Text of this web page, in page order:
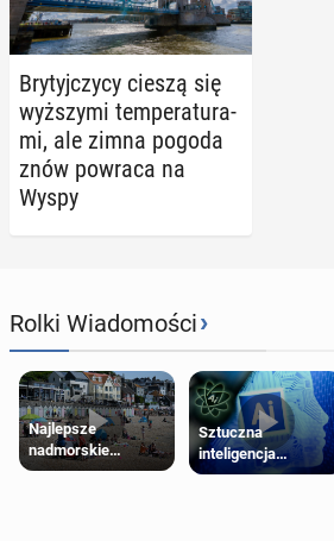
Bry­tyj­czy­cy cieszą się
wyż­szy­mi tem­pe­ra­tu­ra­
mi, ale zimna pogoda
znów powraca na
Wyspy
Rolki Wiadomości›
Najlepsze
nadmorskie
miasteczko blisko
Sztuczna
inteligencja
próbowała oszukać